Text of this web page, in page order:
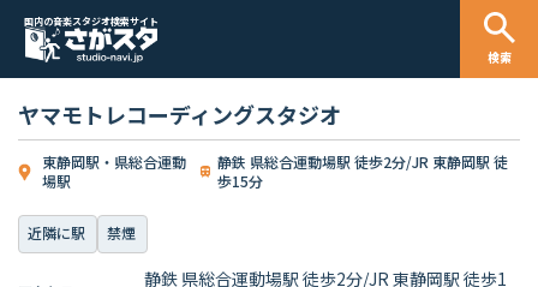
国内の音楽スタジオ検索サイト
検索
ヤマモトレコーディングスタジオ
東静岡駅・県総合運動
場駅
静鉄 県総合運動場駅 徒歩2分/JR 東静岡駅 徒
歩15分
近隣に駅 禁煙
静鉄 県総合運動場駅 徒歩2分/JR 東静岡駅 徒歩1